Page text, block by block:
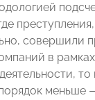
преступления,
совершили
в
то
меньше